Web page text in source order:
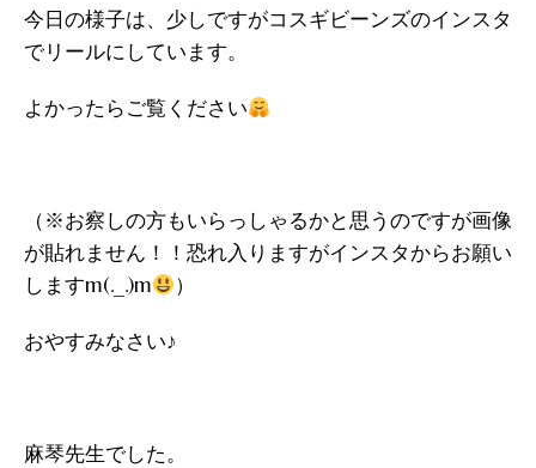
今日の様子は、少しですがコスギビーンズのインスタ
でリールにしています。
よかったらご覧ください
（※お察しの方もいらっしゃるかと思うのですが画像
が貼れません！！恐れ入りますがインスタからお願い
しますm(._.)m
）
おやすみなさい♪
麻琴先生でした。